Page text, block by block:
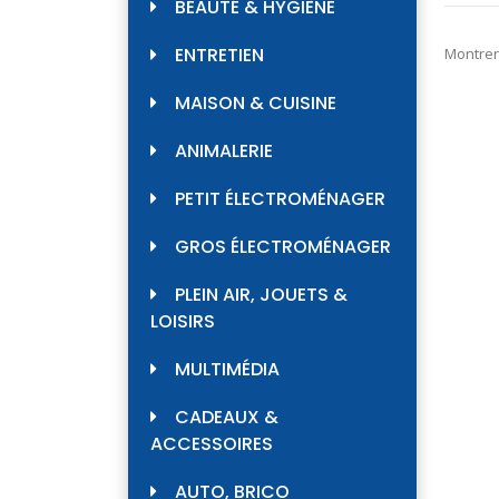
BEAUTÉ & HYGIÈNE
ENTRETIEN
MAISON & CUISINE
ANIMALERIE
PETIT ÉLECTROMÉNAGER
GROS ÉLECTROMÉNAGER
PLEIN AIR, JOUETS &
LOISIRS
MULTIMÉDIA
CADEAUX &
ACCESSOIRES
AUTO, BRICO